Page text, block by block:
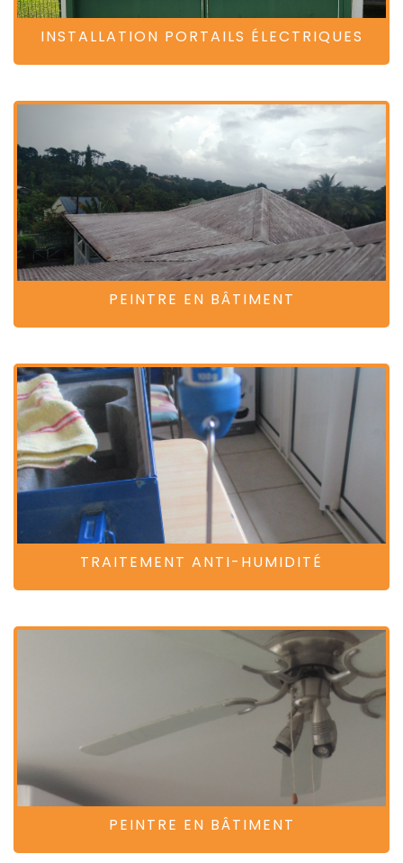
INSTALLATION PORTAILS ÉLECTRIQUES
PEINTRE EN BÂTIMENT
TRAITEMENT ANTI-HUMIDITÉ
PEINTRE EN BÂTIMENT